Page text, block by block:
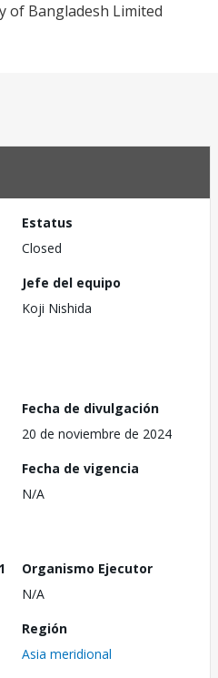
of Bangladesh Limited
Estatus
Closed
Jefe del equipo
Koji Nishida
Fecha de divulgación
20 de noviembre de 2024
Fecha de vigencia
N/A
1
Organismo Ejecutor
N/A
Región
Asia meridional